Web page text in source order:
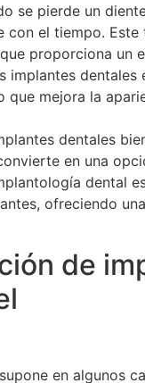
se pierde un
con el tiempo.
proporciona un
implantes dentales
que mejora la
dentales
en una
dental
ofreciendo
de
en algunos